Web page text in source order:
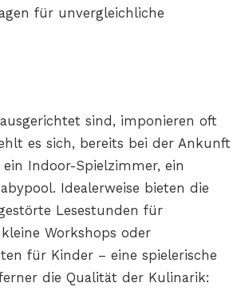
für unvergleichliche
sind, imponieren oft
es sich, bereits bei der Ankunft
Indoor-Spielzimmer, ein
Idealerweise bieten die
Lesestunden für
Workshops oder
für Kinder – eine spielerische
die Qualität der Kulinarik: